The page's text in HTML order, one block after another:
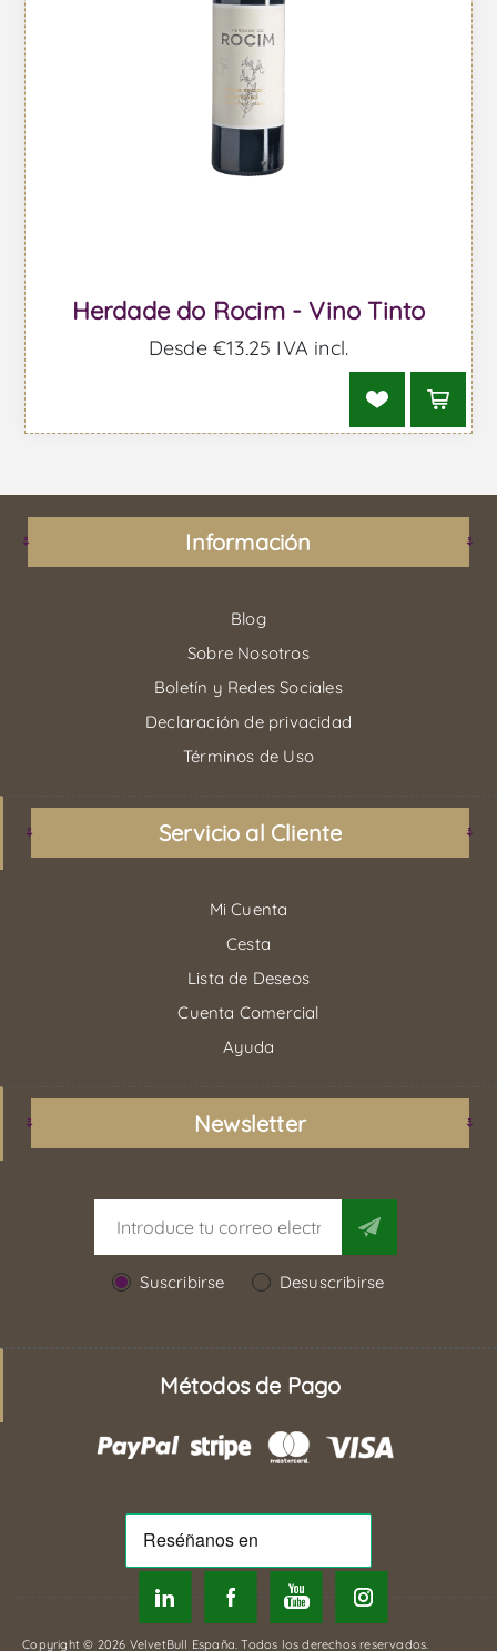
Herdade do Rocim - Vino Tinto
Desde €13,25 IVA incl.
Información
Blog
Sobre Nosotros
Boletín y Redes Sociales
Declaración de privacidad
Términos de Uso
Servicio al Cliente
Mi Cuenta
Cesta
Lista de Deseos
Cuenta Comercial
Ayuda
Newsletter
Suscribirse Desuscribirse
Métodos de Pago
Copyright © 2026 VelvetBull España. Todos los derechos reservados.